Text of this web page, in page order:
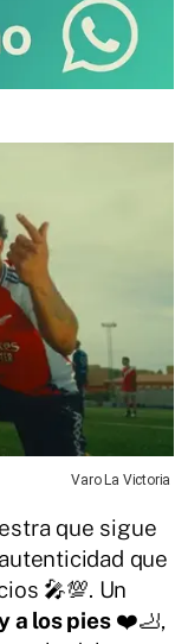
Varo La Victoria
que sigue
que
🎤💯. Un
a los pies❤️🦶,